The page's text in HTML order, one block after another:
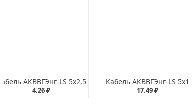
Кабель АКВВГЭнг-LS 5х2,5
4.26 ₽
Кабель АКВВГЭнг-LS 5х1
17.49 ₽